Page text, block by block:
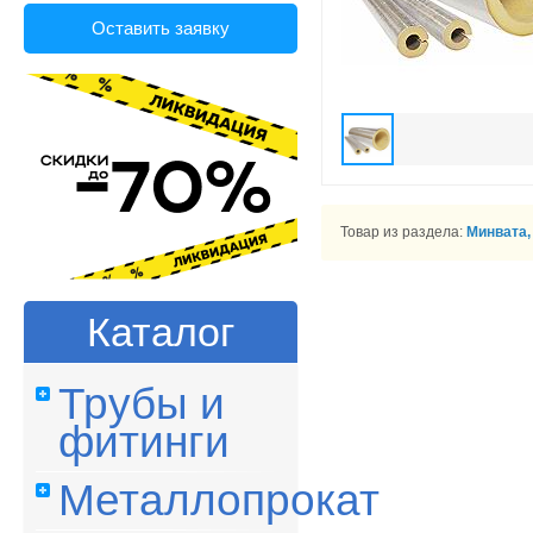
Оставить заявку
Каталог
Трубы и
фитинги
Металлопрокат
Товар из раздела: